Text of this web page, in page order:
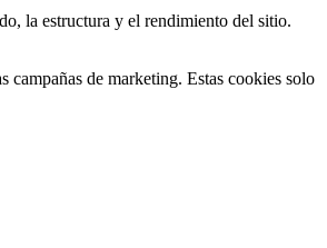
la estructura y el rendimiento del sitio.
de marketing. Estas cookies solo